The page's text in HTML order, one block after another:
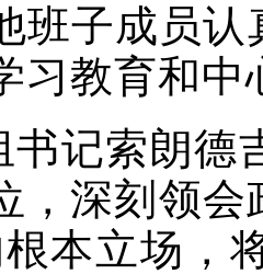
班子成员认
习教育和
书记索朗德
，深刻领
本立场，